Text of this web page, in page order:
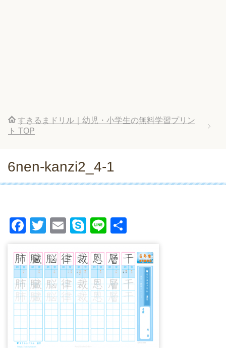
すきるまドリル｜幼児・小学生の無料学習プリン
ト TOP
6nen-kanzi2_4-1
F
c
e
b
o
o
k
T
tt
er
E
ail
S
p
e
Li
e